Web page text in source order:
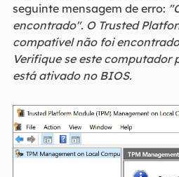
seguinte mensagem de erro:
encontrado". O Trusted
compatível não foi
Verifique se este computador
está ativado no BIOS.